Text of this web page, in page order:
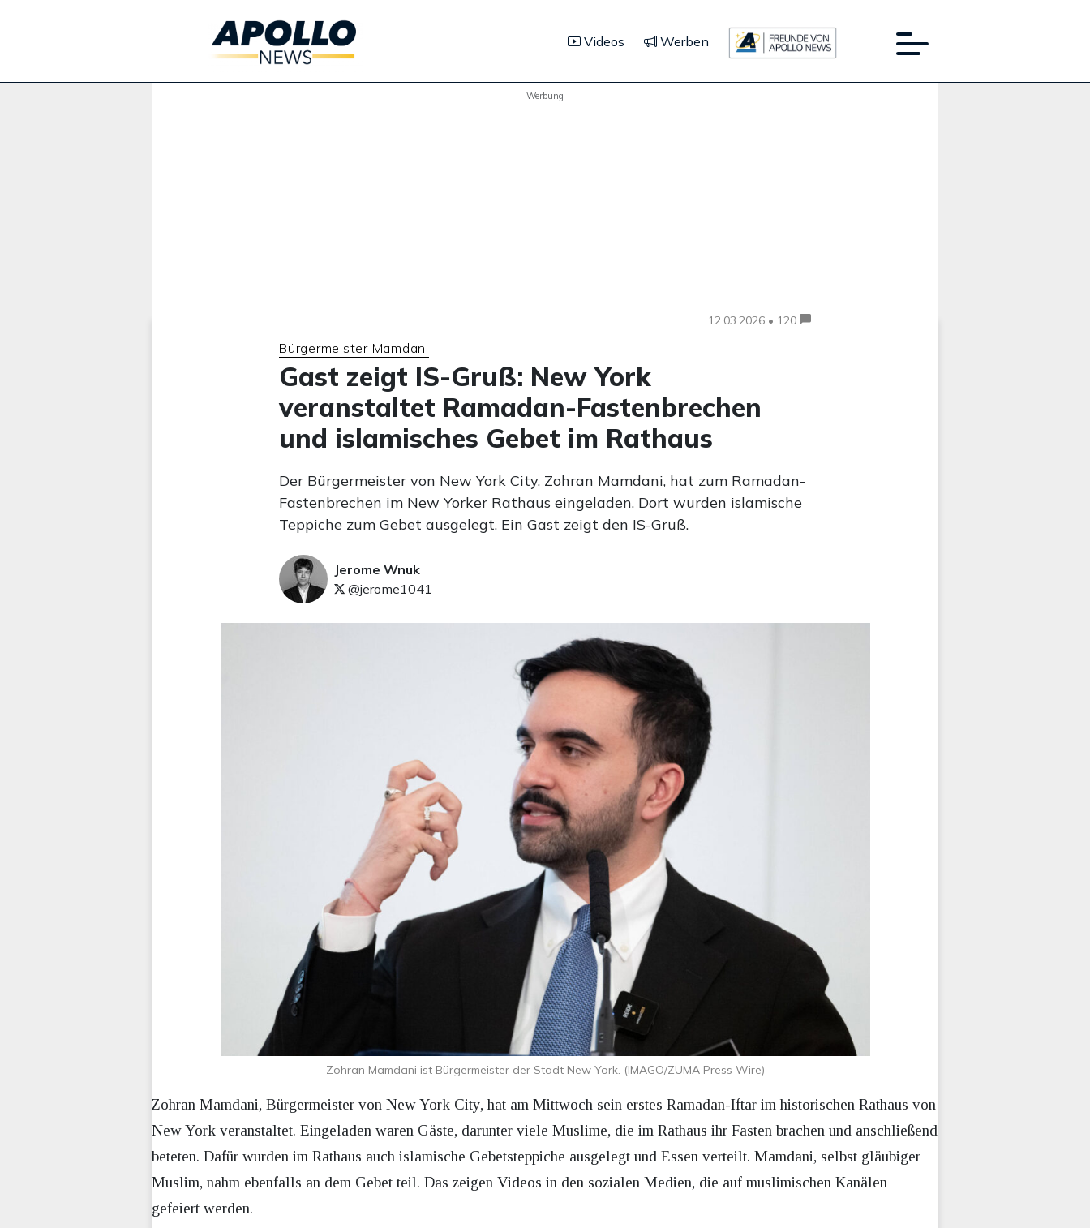
Videos Werben
Werbung
12.03.2026 • 120
Bürgermeister Mamdani
Gast zeigt IS-Gruß: New York
veranstaltet Ramadan-Fastenbrechen
und islamisches Gebet im Rathaus
Der Bürgermeister von New York City, Zohran Mamdani, hat zum Ramadan-
Fastenbrechen im New Yorker Rathaus eingeladen. Dort wurden islamische
Teppiche zum Gebet ausgelegt. Ein Gast zeigt den IS-Gruß.
Jerome Wnuk
@jerome1041
Zohran Mamdani ist Bürgermeister der Stadt New York. (IMAGO/ZUMA Press Wire)
Zohran Mamdani, Bürgermeister von New York City, hat am Mittwoch sein erstes Ramadan-Iftar im historischen Rathaus von
New York veranstaltet. Eingeladen waren Gäste, darunter viele Muslime, die im Rathaus ihr Fasten brachen und anschließend
beteten. Dafür wurden im Rathaus auch islamische Gebetsteppiche ausgelegt und Essen verteilt. Mamdani, selbst gläubiger
Muslim, nahm ebenfalls an dem Gebet teil. Das zeigen Videos in den sozialen Medien, die auf muslimischen Kanälen
gefeiert werden.